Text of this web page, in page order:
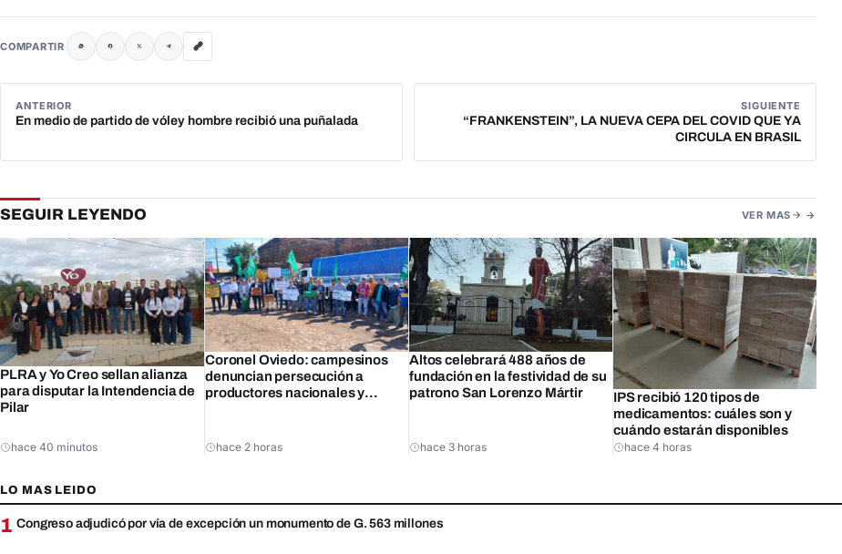
COMPARTIR
ANTERIOR
En medio de partido de vóley hombre recibió una puñalada
SIGUIENTE
“FRANKENSTEIN”, LA NUEVA CEPA DEL COVID QUE YA
CIRCULA EN BRASIL
SEGUIR LEYENDO VER MAS
PLRA y Yo Creo sellan alianza
para disputar la Intendencia de
Pilar
hace 40 minutos
Coronel Oviedo: campesinos
denuncian persecución a
productores nacionales y
hace 2 horas
Altos celebrará 488 años de
fundación en la festividad de su
patrono San Lorenzo Mártir
hace 3 horas
IPS recibió 120 tipos de
medicamentos: cuáles son y
cuándo estarán disponibles
hace 4 horas
LO MAS LEIDO
1 Congreso adjudicó por vía de excepción un monumento de G. 563 millones